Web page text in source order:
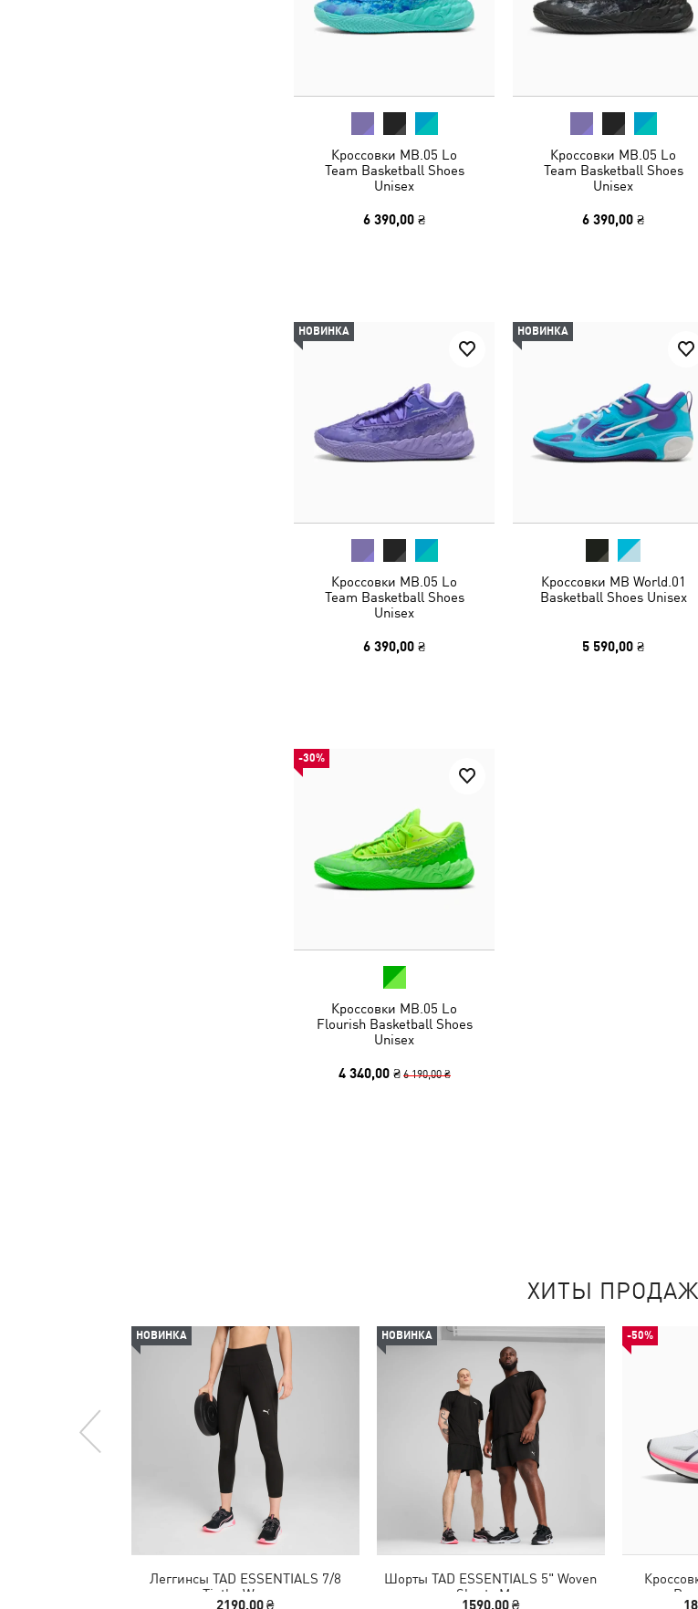
Кроссовки MB.05 Lo
Team Basketball Shoes
Unisex
6 390,00 ₴
Кроссовки MB.05 Lo
Team Basketball Shoes
Unisex
6 390,00 ₴
НОВИНКА
Кроссовки MB.05 Lo
Team Basketball Shoes
Unisex
6 390,00 ₴
НОВИНКА
Кроссовки MB World.01
Basketball Shoes Unisex
5 590,00 ₴
-30%
Кроссовки MB.05 Lo
Flourish Basketball Shoes
Unisex
4 340,00 ₴ 6 190,00 ₴
ХИТЫ ПРОДАЖ
НОВИНКА
Леггинсы TAD ESSENTIALS 7/8
Tigths Women
2190,00 ₴
НОВИНКА
Шорты TAD ESSENTIALS 5" Woven
Shorts Men
1590,00 ₴
-50%